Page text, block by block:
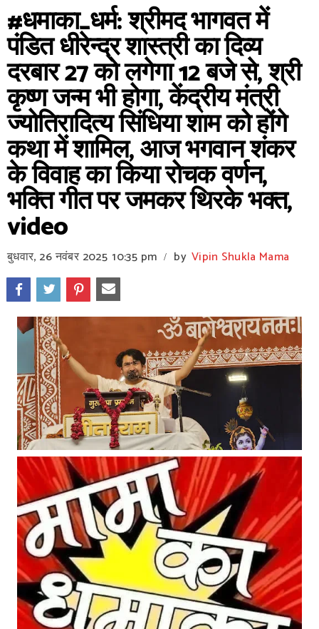
#धमाका_धर्म: श्रीमद भागवत में
पंडित धीरेन्द्र शास्त्री का दिव्य
दरबार 27 को लगेगा 12 बजे से, श्री
कृष्ण जन्म भी होगा, केंद्रीय मंत्री
ज्योतिरादित्य सिंधिया शाम को होंगे
कथा में शामिल, आज भगवान शंकर
के विवाह का किया रोचक वर्णन,
भक्ति गीत पर जमकर थिरके भक्त,
video
बुधवार, 26 नवंबर 2025 10:35 pm / by Vipin Shukla Mama